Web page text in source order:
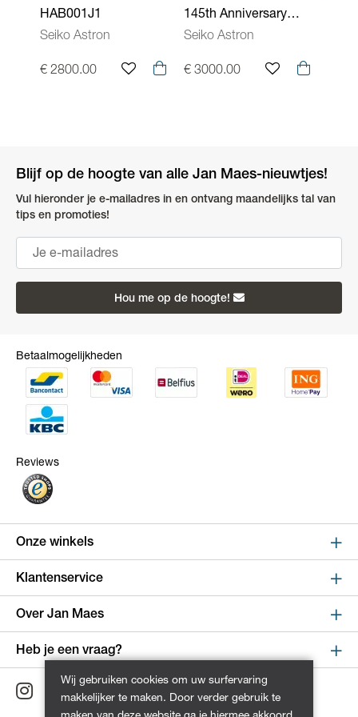
HAB001J1
Seiko Astron
€ 2800.00
145th Anniversary
Limited Edition
Seiko Astron
€ 3000.00
Blijf op de hoogte van alle Jan Maes-nieuwtjes!
Vul hieronder je e-mailadres in en ontvang maandelijks tal van
tips en promoties!
Hou me op de hoogte!
Betaalmogelijkheden
Reviews
Onze winkels
Sint Niklaas
Kapelstraat 100, shop 123
9100 Sint-Niklaas
Wijnegem
Turnhoutsebaan 5, shop 256
Klantenservice
Online bestellen en betalen
Dienst na verkoop
Over Jan Maes
Over Jan Maes
Geschiedenis
Heb je een vraag?
Maandag - Vrijdag van 9:00 tot 17:00
+32 3 711 15 00
Wij gebruiken cookies om uw surfervaring
makkelijker te maken. Door verder gebruik te